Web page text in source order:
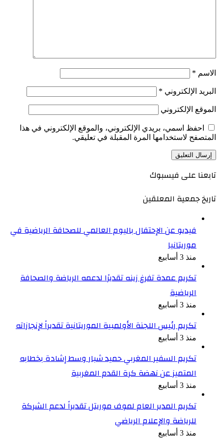
الاسم *
البريد الإلكتروني *
الموقع الإلكتروني
احفظ اسمي، بريدي الإلكتروني، والموقع الإلكتروني في هذا
المتصفح لاستخدامها المرة المقبلة في تعليقي.
تابعنا على فيسبوك
تاريخ جمعية المعلقين
فيديو عن الإحتفال باليوم العالمي للصحافة الرياضية في
موريتانيا
منذ 3 أسابيع
تكريم عمدة تفرغ زينه تقديرًا لدعمه الرياضة والصحافة
الرياضية
منذ 3 أسابيع
تكريم رئيس اللجنة الأولمبية الموريتانية تقديراً لإنجازاته
منذ 3 أسابيع
تكريم السفير المغربي حميد شبار وسط إشادة بخطابه
المتميز عن نهضة كرة القدم المغربية
منذ 3 أسابيع
تكريم المدير العام لموف موريتل تقديراً لدعم الشركة
للرياضة والإعلام الرياضي
منذ 3 أسابيع